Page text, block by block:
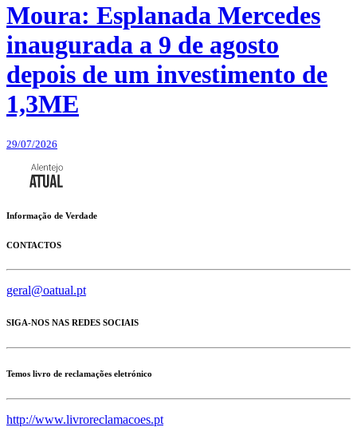
Moura: Esplanada Mercedes
inaugurada a 9 de agosto
depois de um investimento de
1,3ME
29/07/2026
Informação de Verdade
CONTACTOS
geral@oatual.pt
SIGA-NOS NAS REDES SOCIAIS
Temos livro de reclamações eletrónico
http://www.livroreclamacoes.pt